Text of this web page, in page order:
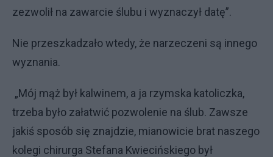
zezwolił na zawarcie ślubu i wyznaczył datę”.
Nie przeszkadzało wtedy, że narzeczeni są innego
wyznania.
„Mój mąż był kalwinem, a ja rzymska katoliczka,
trzeba było załatwić pozwolenie na ślub. Zawsze
jakiś sposób się znajdzie, mianowicie brat naszego
kolegi chirurga Stefana Kwiecińskiego był